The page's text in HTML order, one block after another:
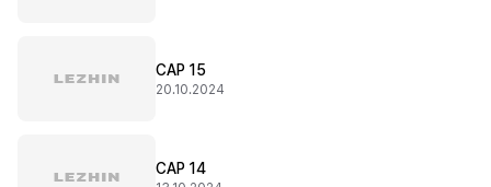
CAP 15
20.10.2024
CAP 14